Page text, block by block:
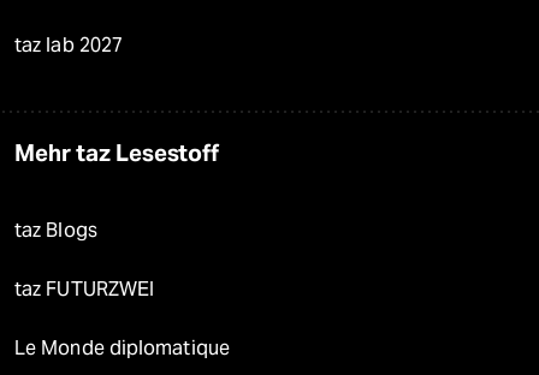
taz lab 2027
Mehr taz Lesestoff
taz Blogs
taz FUTURZWEI
Le Monde diplomatique